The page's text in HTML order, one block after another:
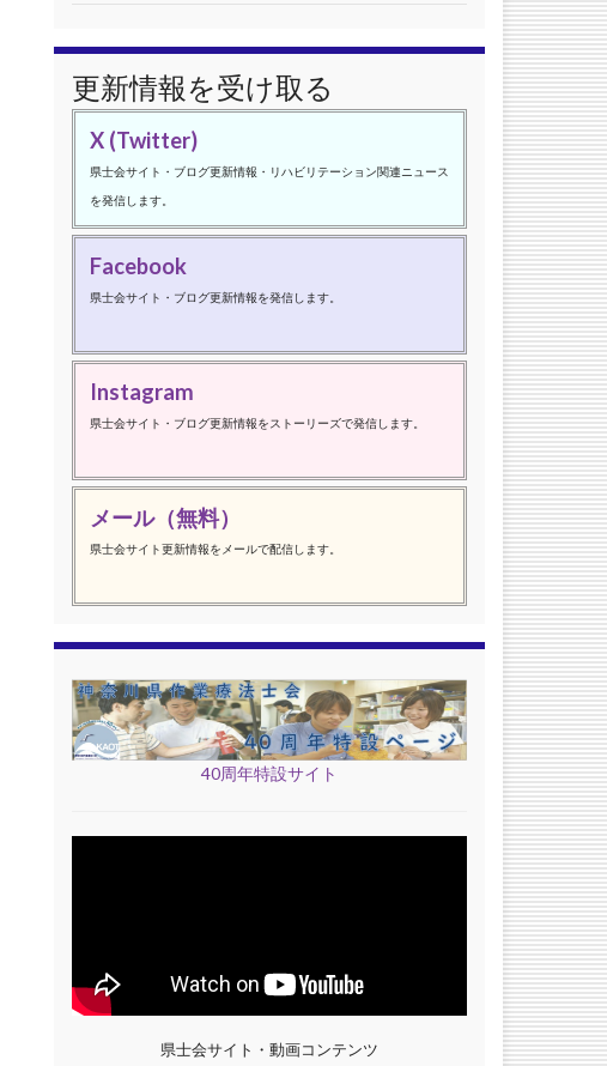
更新情報を受け取る
X (Twitter)
県士会サイト・ブログ更新情報・リハビリテーション関連ニュース
を発信します。
Facebook
県士会サイト・ブログ更新情報を発信します。
Instagram
県士会サイト・ブログ更新情報をストーリーズで発信します。
メール（無料）
県士会サイト更新情報をメールで配信します。
40周年特設サイト
県士会サイト・動画コンテンツ